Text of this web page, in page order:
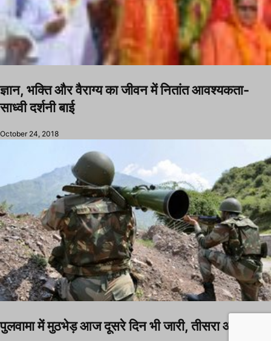
ज्ञान, भक्ति और वैराग्य का जीवन में नितांत आवश्यकता-
साध्वी दर्शनी बाई
October 24, 2018
पुलवामा में मुठभेड़ आज दूसरे दिन भी जारी, तीसरा आतंकी ढेर